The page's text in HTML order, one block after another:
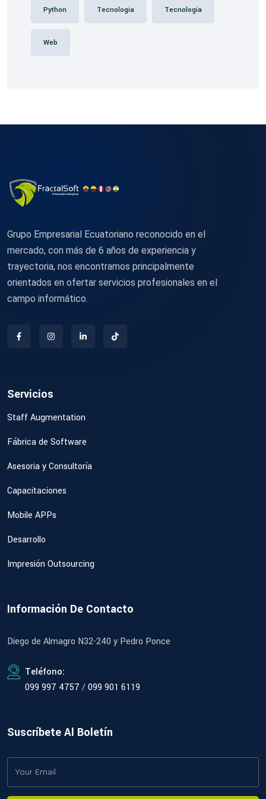
Python Tecnologia Tecnología
Web
Grupo Empresarial Ecuatoriano reconocido en el
mercado, con más de 6 años de experiencia y
trayectoria, nos encontramos principalmente
orientados en ofertar servicios profesionales en el
campo informático.
Servicios
Staff Augmentation
Fábrica de Software
Asesoria y Consultoría
Capacitaciones
Mobile APPs
Desarrollo
Impresión Outsourcing
Información De Contacto
Diego de Almagro N32-240 y Pedro Ponce
Teléfono:
099 997 4757 /099 901 6119
Suscríbete Al Boletín